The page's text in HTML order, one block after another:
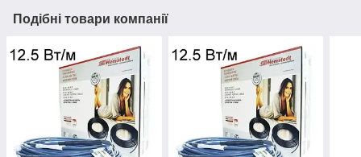
Подібні товари компанії